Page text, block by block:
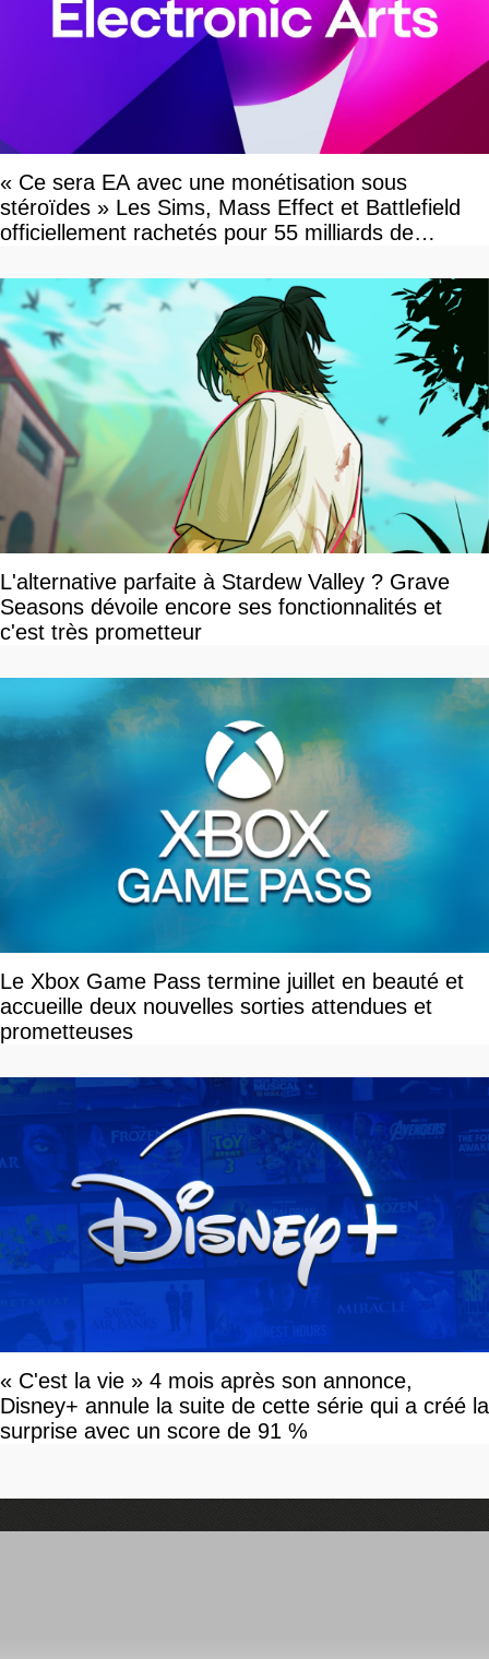
« Ce sera EA avec une monétisation sous
stéroïdes » Les Sims, Mass Effect et Battlefield
officiellement rachetés pour 55 milliards de
L'alternative parfaite à Stardew Valley ? Grave
Seasons dévoile encore ses fonctionnalités et
c'est très prometteur
Le Xbox Game Pass termine juillet en beauté et
accueille deux nouvelles sorties attendues et
prometteuses
« C'est la vie » 4 mois après son annonce,
Disney+ annule la suite de cette série qui a créé la
surprise avec un score de 91 %